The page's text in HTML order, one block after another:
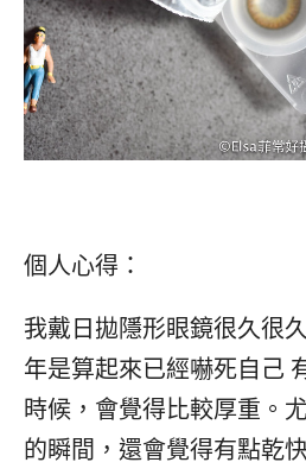
個人心得：
我戴日拋隱形眼鏡很久很
年是算起來已經嚇死自己
時候，會覺得比較厚重。
的瞬間，還會覺得有點乾